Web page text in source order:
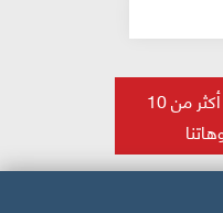
تابعنا على يوتيوب حيث أكثر من 10